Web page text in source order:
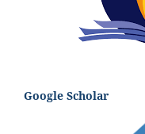
Google Scholar